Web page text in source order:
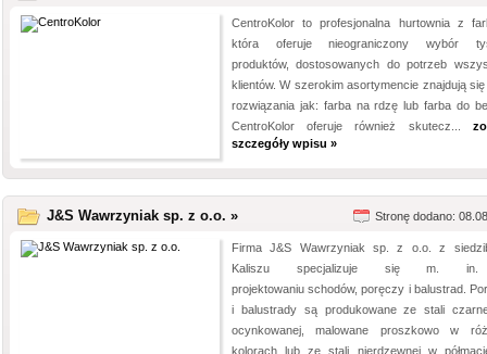
CentroKolor to profesjonalna hurtownia z
która oferuje nieograniczony wybór
produktów, dostosowanych do potrzeb
klientów. W szerokim asortymencie znajdują
rozwiązania jak: farba na rdzę lub farba do
CentroKolor oferuje również skutecz...
szczegóły wpisu »
J&S Wawrzyniak sp. z o.o. » Stronę dodano:
Firma J&S Wawrzyniak sp. z o.o. z
Kaliszu specjalizuje się m.
projektowaniu schodów, poręczy i balustrad.
i balustrady są produkowane ze stali
ocynkowanej, malowane proszkowo w
kolorach lub ze stali nierdzewnej w